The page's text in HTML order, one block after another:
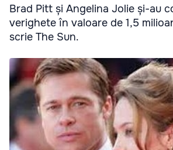
Brad Pitt și Angelina Jolie și-au
verighete în valoare de 1,5
scrie The Sun.